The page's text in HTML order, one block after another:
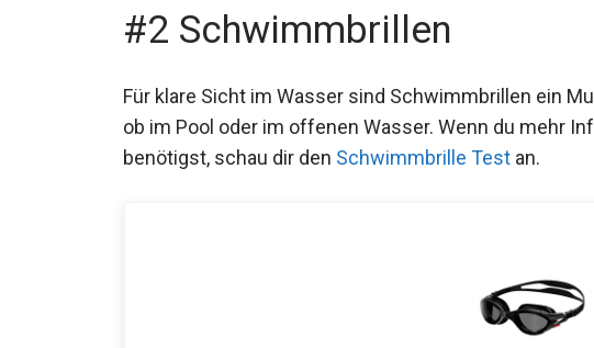
#2 Schwimmbrillen
Für klare Sicht im Wasser sind Schwimmbrillen ein
egal ob im Pool oder im offenen Wasser. Wenn du
Modelle benötigst, schau dir denSchwimmbrille Test